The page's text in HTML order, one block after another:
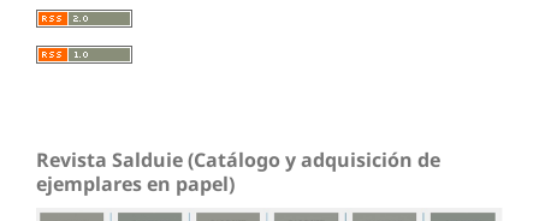
Revista Salduie (Catálogo y adquisición de
ejemplares en papel)